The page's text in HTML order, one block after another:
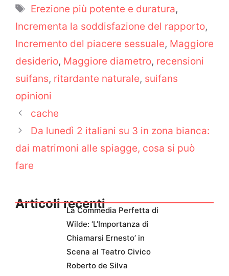
Tag
Erezione più potente e duratura,
Incrementa la soddisfazione del rapporto,
Incremento del piacere sessuale, Maggiore
desiderio, Maggiore diametro, recensioni
suifans, ritardante naturale, suifans
opinioni
cache
Da lunedì 2 italiani su 3 in zona bianca:
dai matrimoni alle spiagge, cosa si può
fare
Articoli recentiLa Commedia Perfetta di
Wilde: ‘L’Importanza di
Chiamarsi Ernesto’ in
Scena al Teatro Civico
Roberto de Silva